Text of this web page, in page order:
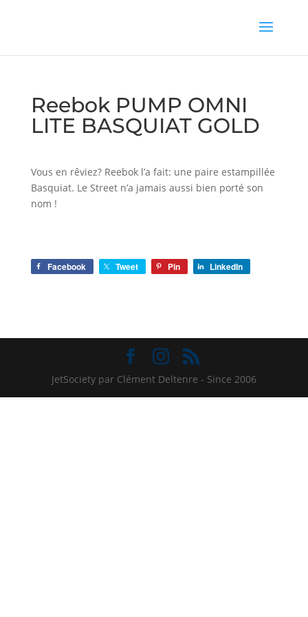
Reebok PUMP OMNI
LITE BASQUIAT GOLD
Vous en rêviez? Reebok l’a fait: une paire estampillée
Basquiat. Le Street n’a jamais aussi bien porté son
nom !
Facebook Tweet Pin LinkedIn
JetSociety par Clément Deltenre - Since 2006